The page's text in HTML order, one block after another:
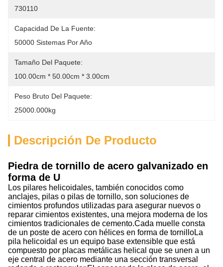
730110
Capacidad De La Fuente:
50000 Sistemas Por Año
Tamaño Del Paquete:
100.00cm * 50.00cm * 3.00cm
Peso Bruto Del Paquete:
25000.000kg
Descripción De Producto
Piedra de tornillo de acero galvanizado en
forma de U
Los pilares helicoidales, también conocidos como
anclajes, pilas o pilas de tornillo, son soluciones de
cimientos profundos utilizadas para asegurar nuevos o
reparar cimientos existentes, una mejora moderna de los
cimientos tradicionales de cemento.Cada muelle consta
de un poste de acero con hélices en forma de tornilloLa
pila helicoidal es un equipo base extensible que está
compuesto por placas metálicas helical que se unen a un
eje central de acero mediante una sección transversal